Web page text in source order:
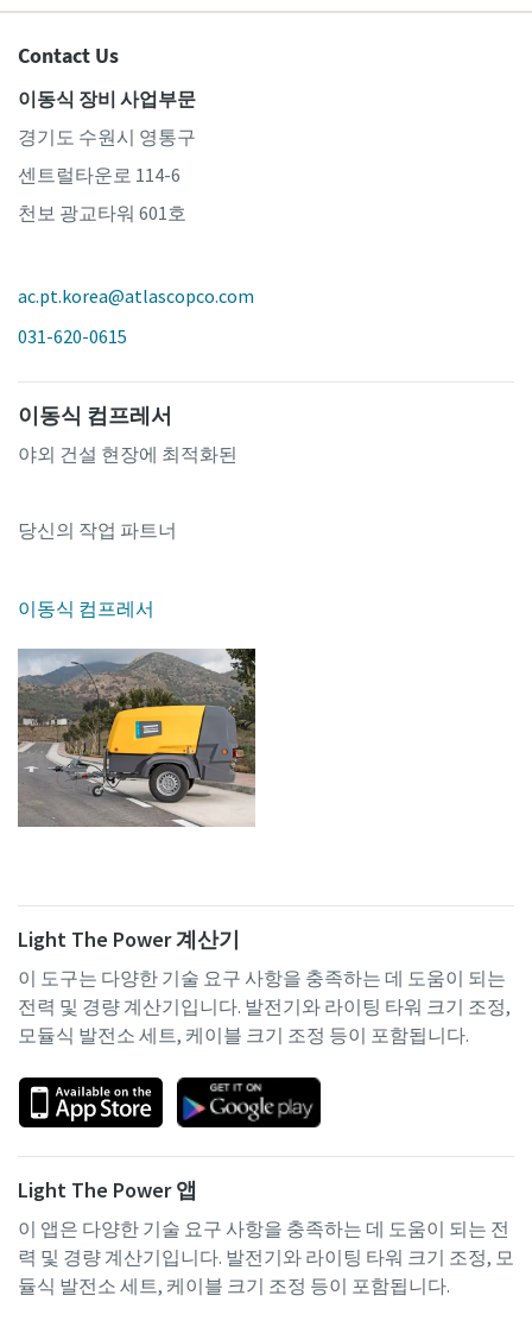
Contact Us
이동식 장비 사업부문
경기도 수원시 영통구
센트럴타운로 114-6
천보 광교타워 601호
ac.pt.korea@atlascopco.com
031-620-0615
이동식 컴프레서
야외 건설 현장에 최적화된
당신의 작업 파트너
이동식 컴프레서
Light The Power 계산기
이 도구는 다양한 기술 요구 사항을 충족하는 데 도움이 되는
전력 및 경량 계산기입니다. 발전기와 라이팅 타워 크기 조정,
모듈식 발전소 세트, 케이블 크기 조정 등이 포함됩니다.
Light The Power 앱
이 앱은 다양한 기술 요구 사항을 충족하는 데 도움이 되는 전
력 및 경량 계산기입니다. 발전기와 라이팅 타워 크기 조정, 모
듈식 발전소 세트, 케이블 크기 조정 등이 포함됩니다.